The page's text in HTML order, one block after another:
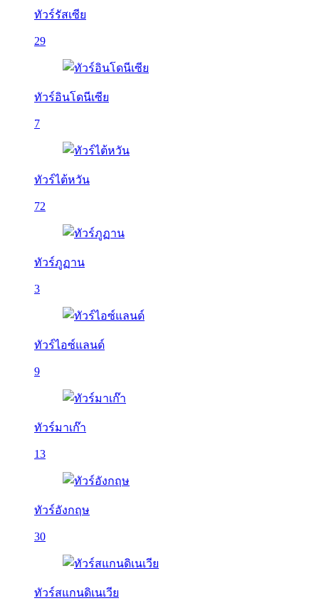
ทัวร์รัสเซีย
29
ทัวร์อินโดนีเซีย
7
ทัวร์ไต้หวัน
72
ทัวร์ภูฏาน
3
ทัวร์ไอซ์แลนด์
9
ทัวร์มาเก๊า
13
ทัวร์อังกฤษ
30
ทัวร์สแกนดิเนเวีย